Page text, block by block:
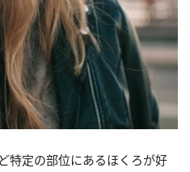
特定の部位にあるほくろが好